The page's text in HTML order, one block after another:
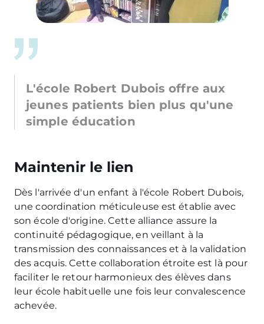
L'école Robert Dubois offre aux
jeunes patients bien plus qu'une
simple éducation
Maintenir le lien
Dès l'arrivée d'un enfant à l'école Robert Dubois,
une coordination méticuleuse est établie avec
son école d'origine. Cette alliance assure la
continuité pédagogique, en veillant à la
transmission des connaissances et à la validation
des acquis. Cette collaboration étroite est là pour
faciliter le retour harmonieux des élèves dans
leur école habituelle une fois leur convalescence
achevée.